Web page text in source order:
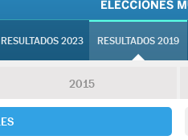
RESULTADOS 2023 RESULTADOS 2019
2015